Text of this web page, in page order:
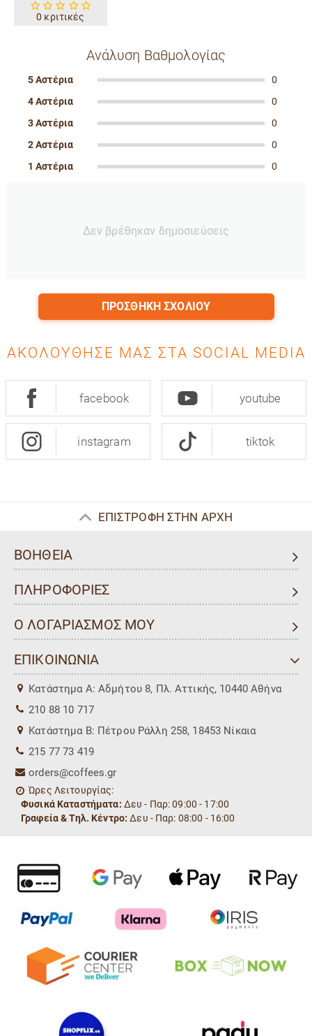
0 κριτικές
Ανάλυση Βαθμολογίας
5 Αστέρια
0
4 Αστέρια
0
3 Αστέρια
0
2 Αστέρια
0
1 Αστέρια
0
Δεν βρέθηκαν δημοσιεύσεις
ΠΡΟΣΘΉΚΗ ΣΧΟΛΊΟΥ
ΑΚΟΛΟΎΘΗΣΈ ΜΑΣ ΣΤΑ SOCIAL MEDIA
facebook youtube
instagram tiktok
ΕΠΙΣΤΡΟΦΗ ΣΤΗΝ ΑΡΧΗ
ΒΟΗΘΕΙΑ
ΠΛΗΡΟΦΟΡΙΕΣ
Ο ΛΟΓΑΡΙΑΣΜΟΣ ΜΟΥ
ΕΠΙΚΟΙΝΩΝΙΑ
Kατάστημα Α: Αδμήτου 8, Πλ. Αττικής, 10440 Αθήνα
210 88 10 717
Kατάστημα Β: Πέτρου Ράλλη 258, 18453 Νίκαια
215 77 73 419
orders@coffees.gr
Ώρες Λειτουργίας:
Φυσικά Καταστήματα: Δευ - Παρ: 09:00 - 17:00
Γραφεία & Τηλ. Κέντρο: Δευ - Παρ: 08:00 - 16:00